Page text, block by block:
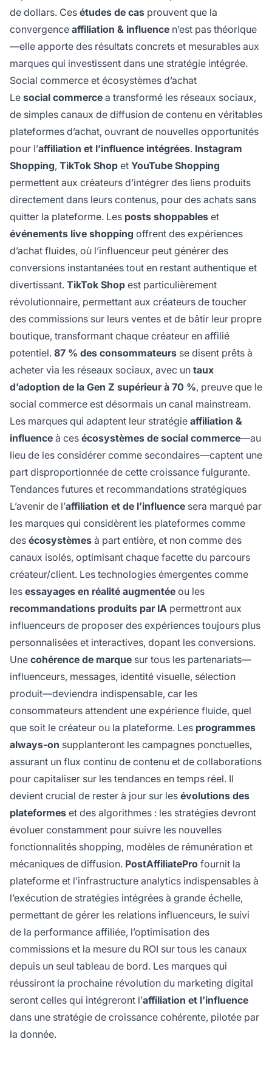
de dollars. Ces études de cas prouvent que la
convergence affiliation & influence n’est pas théorique
—elle apporte des résultats concrets et mesurables aux
marques qui investissent dans une stratégie intégrée.
Social commerce et écosystèmes d’achat
Le social commerce a transformé les réseaux sociaux,
de simples canaux de diffusion de contenu en véritables
plateformes d’achat, ouvrant de nouvelles opportunités
pour l’affiliation et l’influence intégrées. Instagram
Shopping, TikTok Shop et YouTube Shopping
permettent aux créateurs d’intégrer des liens produits
directement dans leurs contenus, pour des achats sans
quitter la plateforme. Les posts shoppables et
événements live shopping offrent des expériences
d’achat fluides, où l’influenceur peut générer des
conversions instantanées tout en restant authentique et
divertissant. TikTok Shop est particulièrement
révolutionnaire, permettant aux créateurs de toucher
des commissions sur leurs ventes et de bâtir leur propre
boutique, transformant chaque créateur en affilié
potentiel. 87 % des consommateurs se disent prêts à
acheter via les réseaux sociaux, avec un taux
d’adoption de la Gen Z supérieur à 70 %, preuve que le
social commerce est désormais un canal mainstream.
Les marques qui adaptent leur stratégie affiliation &
influence à ces écosystèmes de social commerce—au
lieu de les considérer comme secondaires—captent une
part disproportionnée de cette croissance fulgurante.
Tendances futures et recommandations stratégiques
L’avenir de l’affiliation et de l’influence sera marqué par
les marques qui considèrent les plateformes comme
des écosystèmes à part entière, et non comme des
canaux isolés, optimisant chaque facette du parcours
créateur/client. Les technologies émergentes comme
les essayages en réalité augmentée ou les
recommandations produits par IA permettront aux
influenceurs de proposer des expériences toujours plus
personnalisées et interactives, dopant les conversions.
Une cohérence de marque sur tous les partenariats—
influenceurs, messages, identité visuelle, sélection
produit—deviendra indispensable, car les
consommateurs attendent une expérience fluide, quel
que soit le créateur ou la plateforme. Les programmes
always-on supplanteront les campagnes ponctuelles,
assurant un flux continu de contenu et de collaborations
pour capitaliser sur les tendances en temps réel. Il
devient crucial de rester à jour sur les évolutions des
plateformes et des algorithmes : les stratégies devront
évoluer constamment pour suivre les nouvelles
fonctionnalités shopping, modèles de rémunération et
mécaniques de diffusion. PostAffiliatePro fournit la
plateforme et l’infrastructure analytics indispensables à
l’exécution de stratégies intégrées à grande échelle,
permettant de gérer les relations influenceurs, le suivi
de la performance affiliée, l’optimisation des
commissions et la mesure du ROI sur tous les canaux
depuis un seul tableau de bord. Les marques qui
réussiront la prochaine révolution du marketing digital
seront celles qui intégreront l’affiliation et l’influence
dans une stratégie de croissance cohérente, pilotée par
la donnée.